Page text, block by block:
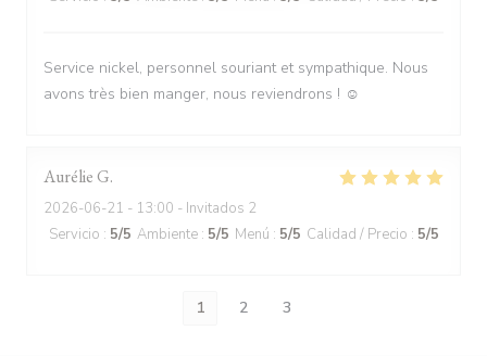
Service nickel, personnel souriant et sympathique. Nous
avons très bien manger, nous reviendrons ! ☺️
AurélieG
2026-06-21 - 13:00 - Invitados 2
Servicio : 5/5 Ambiente : 5/5 Menú : 5/5 Calidad / Precio : 5/5
1 2 3